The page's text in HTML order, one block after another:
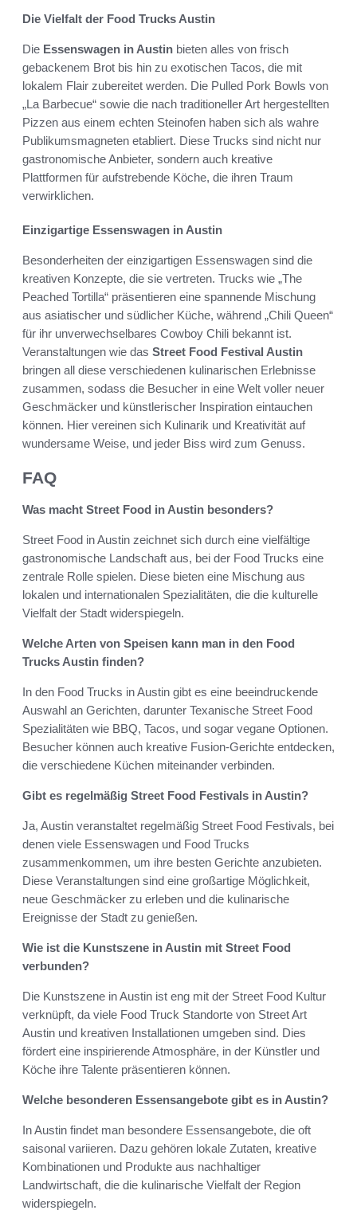
Die Vielfalt der Food Trucks Austin
Die Essenswagen in Austin bieten alles von frisch
gebackenem Brot bis hin zu exotischen Tacos, die mit
lokalem Flair zubereitet werden. Die Pulled Pork Bowls von
„La Barbecue“ sowie die nach traditioneller Art hergestellten
Pizzen aus einem echten Steinofen haben sich als wahre
Publikumsmagneten etabliert. Diese Trucks sind nicht nur
gastronomische Anbieter, sondern auch kreative
Plattformen für aufstrebende Köche, die ihren Traum
verwirklichen.
Einzigartige Essenswagen in Austin
Besonderheiten der einzigartigen Essenswagen sind die
kreativen Konzepte, die sie vertreten. Trucks wie „The
Peached Tortilla“ präsentieren eine spannende Mischung
aus asiatischer und südlicher Küche, während „Chili Queen“
für ihr unverwechselbares Cowboy Chili bekannt ist.
Veranstaltungen wie das Street Food Festival Austin
bringen all diese verschiedenen kulinarischen Erlebnisse
zusammen, sodass die Besucher in eine Welt voller neuer
Geschmäcker und künstlerischer Inspiration eintauchen
können. Hier vereinen sich Kulinarik und Kreativität auf
wundersame Weise, und jeder Biss wird zum Genuss.
FAQ
Was macht Street Food in Austin besonders?
Street Food in Austin zeichnet sich durch eine vielfältige
gastronomische Landschaft aus, bei der Food Trucks eine
zentrale Rolle spielen. Diese bieten eine Mischung aus
lokalen und internationalen Spezialitäten, die die kulturelle
Vielfalt der Stadt widerspiegeln.
Welche Arten von Speisen kann man in den Food
Trucks Austin finden?
In den Food Trucks in Austin gibt es eine beeindruckende
Auswahl an Gerichten, darunter Texanische Street Food
Spezialitäten wie BBQ, Tacos, und sogar vegane Optionen.
Besucher können auch kreative Fusion-Gerichte entdecken,
die verschiedene Küchen miteinander verbinden.
Gibt es regelmäßig Street Food Festivals in Austin?
Ja, Austin veranstaltet regelmäßig Street Food Festivals, bei
denen viele Essenswagen und Food Trucks
zusammenkommen, um ihre besten Gerichte anzubieten.
Diese Veranstaltungen sind eine großartige Möglichkeit,
neue Geschmäcker zu erleben und die kulinarische
Ereignisse der Stadt zu genießen.
Wie ist die Kunstszene in Austin mit Street Food
verbunden?
Die Kunstszene in Austin ist eng mit der Street Food Kultur
verknüpft, da viele Food Truck Standorte von Street Art
Austin und kreativen Installationen umgeben sind. Dies
fördert eine inspirierende Atmosphäre, in der Künstler und
Köche ihre Talente präsentieren können.
Welche besonderen Essensangebote gibt es in Austin?
In Austin findet man besondere Essensangebote, die oft
saisonal variieren. Dazu gehören lokale Zutaten, kreative
Kombinationen und Produkte aus nachhaltiger
Landwirtschaft, die die kulinarische Vielfalt der Region
widerspiegeln.